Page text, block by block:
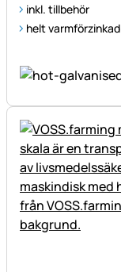
inkl. tillbehör
helt varmförzinkad